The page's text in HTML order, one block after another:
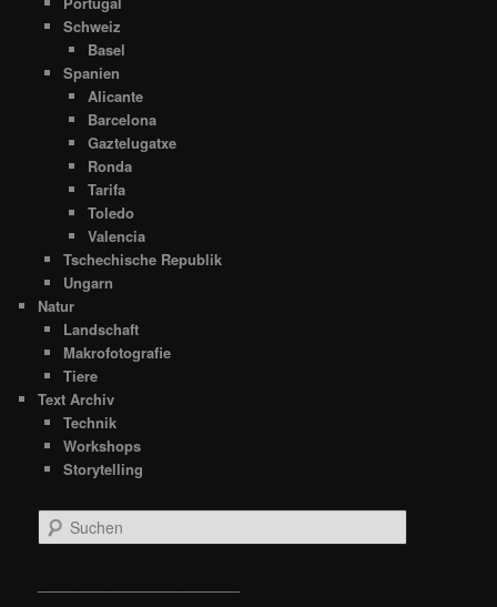
Schweiz
Basel
Spanien
Alicante
Barcelona
Gaztelugatxe
Ronda
Tarifa
Toledo
Valencia
Tschechische Republik
Ungarn
Natur
Landschaft
Makrofotografie
Tiere
Text Archiv
Technik
Workshops
Storytelling
u